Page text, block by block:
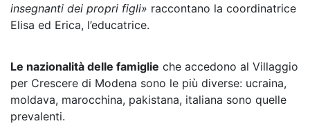
insegnanti dei propri figli» raccontano la coordinatrice
Elisa ed Erica, l’educatrice.
Le nazionalità delle famiglie che accedono al Villaggio
per Crescere di Modena sono le più diverse: ucraina,
moldava, marocchina, pakistana, italiana sono quelle
prevalenti.